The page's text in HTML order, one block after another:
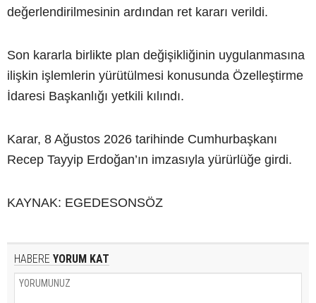
değerlendirilmesinin ardından ret kararı verildi.
Son kararla birlikte plan değişikliğinin uygulanmasına
ilişkin işlemlerin yürütülmesi konusunda Özelleştirme
İdaresi Başkanlığı yetkili kılındı.
Karar, 8 Ağustos 2026 tarihinde Cumhurbaşkanı
Recep Tayyip Erdoğan’ın imzasıyla yürürlüğe girdi.
KAYNAK: EGEDESONSÖZ
HABERE YORUM KAT